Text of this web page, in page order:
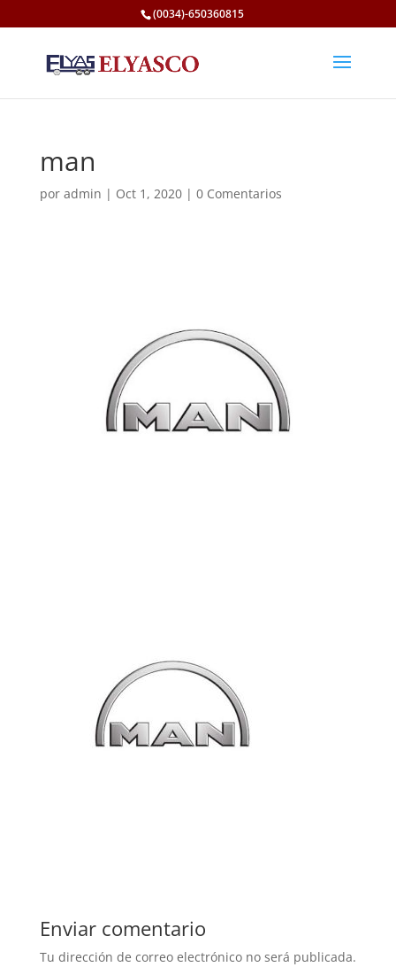
(0034)-650360815
man
por admin | Oct 1, 2020| 0 Comentarios
Enviar comentario
Tu dirección de correo electrónico no será publicada.